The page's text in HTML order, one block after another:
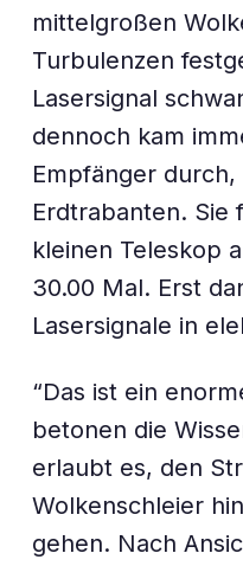
mittelgroßen
Turbulenzen
Lasersignal
dennoch kam
Empfänger durch,
Erdtrabanten. Sie
kleinen Teleskop
30.00 Mal. Erst
Lasersignale in
“Das ist ein
betonen die
erlaubt es, den
Wolkenschleier
gehen. Nach